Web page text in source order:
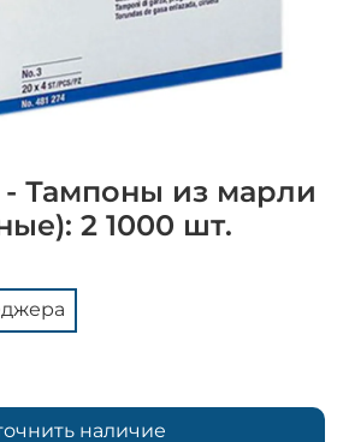
- Тампоны из марли
2 1000 шт.
наличие